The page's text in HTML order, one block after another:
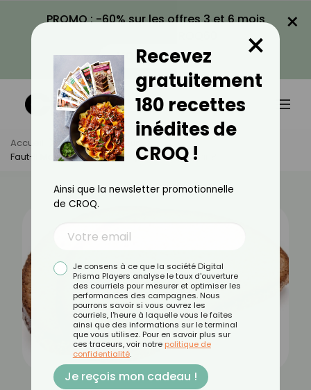
PROMO : -60% sur les offres 3 et 6 mois
VOIR LA PROMO
×
Accueil Actus
Minceur
Faut-Il Manger Du Pain Complet Pour Maigrir ?
Recevez
gratuitement
180 recettes
inédites de
CROQ !
×
Ainsi que la newsletter promotionnelle
de CROQ.
Je consens à ce que la société Digital
Prisma Players analyse le taux d'ouverture
des courriels pour mesurer et optimiser les
performances des campagnes. Nous
pourrons savoir si vous ouvrez les
courriels, l'heure à laquelle vous le faites
ainsi que des informations sur le terminal
que vous utilisez. Pour en savoir plus sur
ces traceurs, voir notre politique de
confidentialité.
Je reçois mon cadeau !